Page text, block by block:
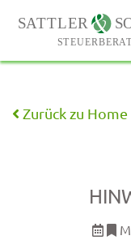
Zurück zu Home